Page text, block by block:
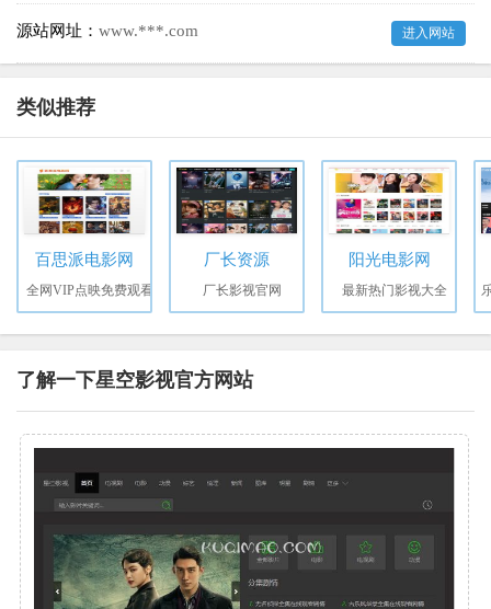
源站网址： www.***.com 进入网站
类似推荐
百思派电影网
全网VIP点映免费观看
厂长资源
厂长影视官网
阳光电影网
最新热门影视大全
了解一下星空影视官方网站